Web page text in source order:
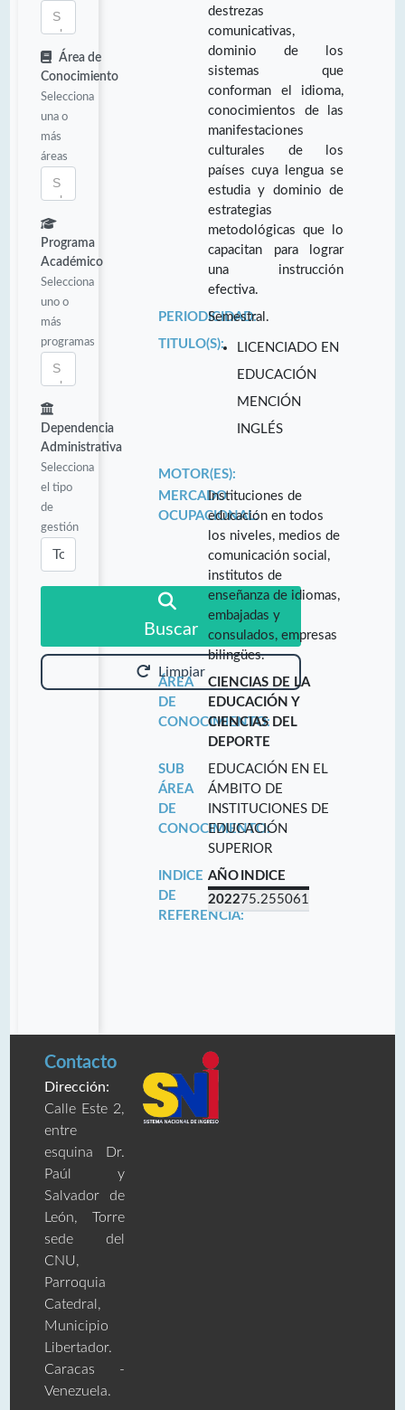
Área de
Conocimiento
Selecciona
una o
más
áreas
Programa
Académico
Selecciona
uno o
más
programas
Dependencia
Administrativa
Selecciona
el tipo
de
gestión
Buscar
Limpiar
destrezas
comunicativas,
dominio de los
sistemas que
conforman el idioma,
conocimientos de las
manifestaciones
culturales de los
países cuya lengua se
estudia y dominio de
estrategias
metodológicas que lo
capacitan para lograr
una instrucción
efectiva.
PERIODICIDAD:
Semestral.
TITULO(S):
LICENCIADO EN
EDUCACIÓN
MENCIÓN
INGLÉS
MOTOR(ES):
MERCADO
OCUPACIONAL:
Instituciones de
educación en todos
los niveles, medios de
comunicación social,
institutos de
enseñanza de idiomas,
embajadas y
consulados, empresas
bilingües.
ÁREA
DE
CONOCIMIENTO:
CIENCIAS DE LA
EDUCACIÓN Y
CIENCIAS DEL
DEPORTE
SUB
ÁREA
DE
CONOCIMIENTO:
EDUCACIÓN EN EL
ÁMBITO DE
INSTITUCIONES DE
EDUCACIÓN
SUPERIOR
INDICE
DE
REFERENCIA:
AÑO INDICE
202275.255061
Contacto
Dirección:
Calle Este 2,
entre
esquina Dr.
Paúl y
Salvador de
León, Torre
sede del
CNU,
Parroquia
Catedral,
Municipio
Libertador.
Caracas -
Venezuela.